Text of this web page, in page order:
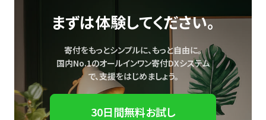
まずは体験してください。
寄付をもっとシンプルに、もっと自由に。
国内No.1のオールインワン寄付DXシステム
で、支援をはじめましょう。
30日間無料お試し